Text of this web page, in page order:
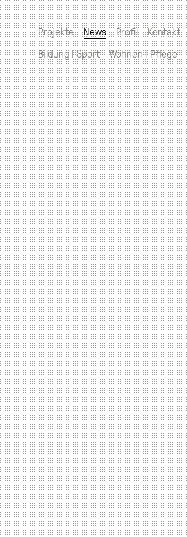
Projekte
News Profil
Kontakt
Bildung | Sport
Wohnen | Pflege